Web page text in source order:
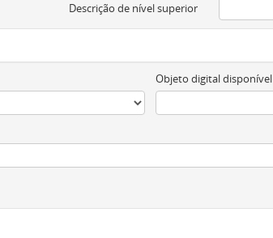
Descrição de nível superior
Objeto digital disponível